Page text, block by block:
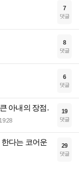
7
댓글
8
댓글
6
댓글
아내의 장점.
19:28
19
댓글
다는 코어운
29
댓글